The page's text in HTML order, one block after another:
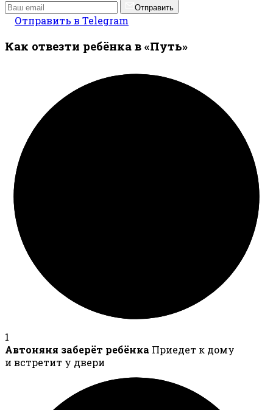
Отправить
Отправить в Telegram
Как отвезти ребёнка в «Путь»
1
Автоняня заберёт ребёнка Приедет к дому
и встретит у двери